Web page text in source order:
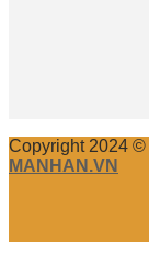
Copyright 2024 ©
MANHAN.VN